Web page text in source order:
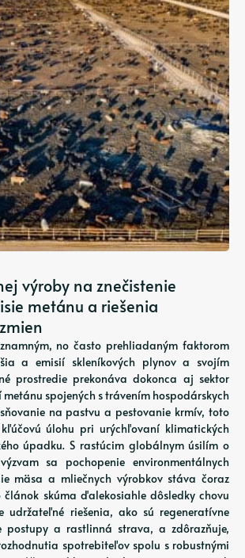
výroby na znečistenie
metánu a riešenia
no často prehliadaným faktorom
a emisií skleníkových plynov a svojím
prostredie prekonáva dokonca aj sektor
spojených s trávením hospodárskych
na pastvu a pestovanie krmív, toto
úlohu pri urýchľovaní klimatických
úpadku. S rastúcim globálnym úsilím o
sa pochopenie environmentálnych
mäsa a mliečnych výrobkov stáva čoraz
článok skúma ďalekosiahle dôsledky chovu
udržateľné riešenia, ako sú regeneratívne
postupy a rastlinná strava, a zdôrazňuje,
spotrebiteľov spolu s robustnými